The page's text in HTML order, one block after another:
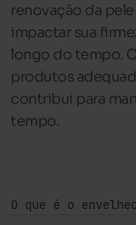
renovação da
impactar sua
longo do tempo.
produtos
contribui para
tempo.
O que é o